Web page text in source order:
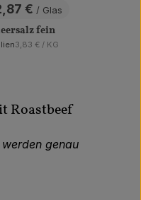
€ / Glas
fein
, Referenzpreis:
3,83 € / KG
Roastbeef
genau